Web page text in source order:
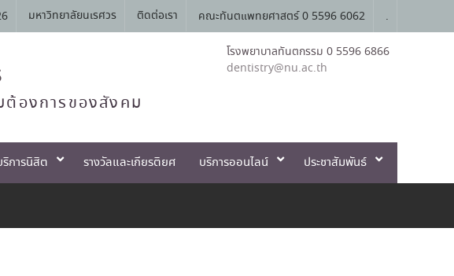
มหาวิทยาลัยนเรศวร ติดต่อเรา คณะทันตแพทยศาสตร์ 0 5596 6062 .
องการของสังคม
โรงพยาบาลทันตกรรม 0 5596 6866
dentistry@nu.ac.th
ริการนิสิต รางวัลและเกียรติยศ บริการออนไลน์ ประชาสัมพันธ์